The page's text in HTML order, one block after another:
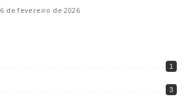
6 de fevereiro de 2026
1
3